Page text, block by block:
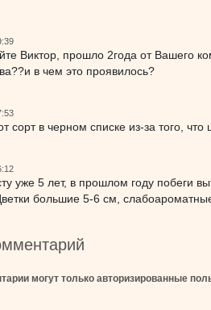
Виктор, прошло 2года от Вашего
в чем это проявилось?
сорт в черном списке из-за того, что
уже 5 лет, в прошлом году побеги
большие 5-6 см,
могут только авторизированные